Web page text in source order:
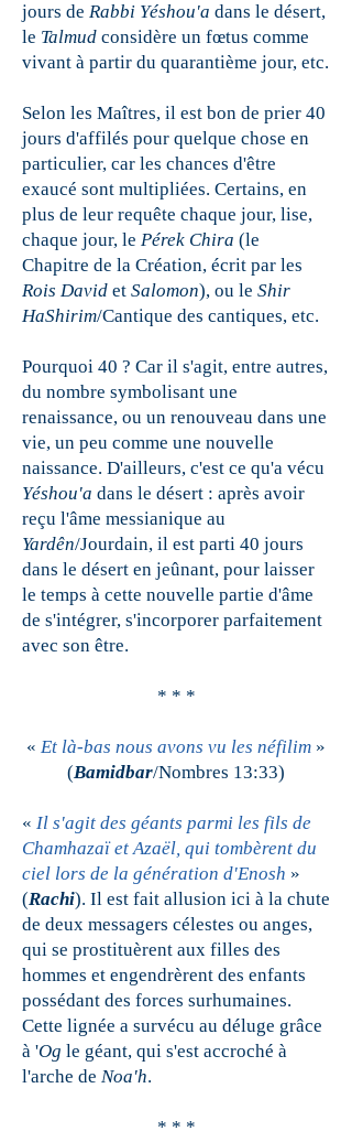
jours de Rabbi Yéshou'a dans le désert,
le Talmud considère un fœtus comme
vivant à partir du quarantième jour, etc.
Selon les Maîtres, il est bon de prier 40
jours d'affilés pour quelque chose en
particulier, car les chances d'être
exaucé sont multipliées. Certains, en
plus de leur requête chaque jour, lise,
chaque jour, le Pérek Chira (le
Chapitre de la Création, écrit par les
Rois David et Salomon), ou le Shir
HaShirim/Cantique des cantiques, etc.
Pourquoi 40 ? Car il s'agit, entre autres,
du nombre symbolisant une
renaissance, ou un renouveau dans une
vie, un peu comme une nouvelle
naissance. D'ailleurs, c'est ce qu'a vécu
Yéshou'a dans le désert : après avoir
reçu l'âme messianique au
Yardên/Jourdain, il est parti 40 jours
dans le désert en jeûnant, pour laisser
le temps à cette nouvelle partie d'âme
de s'intégrer, s'incorporer parfaitement
avec son être.
* * *
« Et là-bas nous avons vu les néfilim »
(Bamidbar/Nombres 13:33)
« Il s'agit des géants parmi les fils de
Chamhazaï et Azaël, qui tombèrent du
ciel lors de la génération d'Enosh »
(Rachi). Il est fait allusion ici à la chute
de deux messagers célestes ou anges,
qui se prostituèrent aux filles des
hommes et engendrèrent des enfants
possédant des forces surhumaines.
Cette lignée a survécu au déluge grâce
à 'Og le géant, qui s'est accroché à
l'arche de Noa'h.
* * *